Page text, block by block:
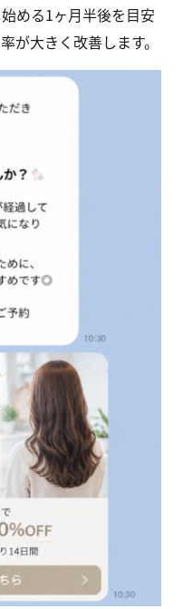
める1ヶ月半後を目安
が大きく改善します。